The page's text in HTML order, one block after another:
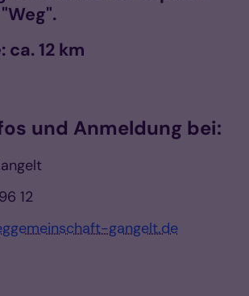
ca. 12 km
und Anmeldung bei:
12
gangelt.de